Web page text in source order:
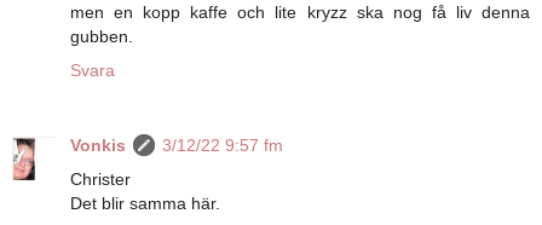
men en kopp kaffe och lite kryzz ska nog få liv denna
gubben.
Svara
Vonkis
3/12/22 9:57 fm
Christer
Det blir samma här.